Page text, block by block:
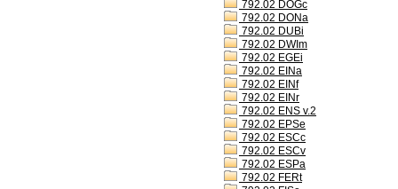
792.02 DOGc
792.02 DONa
792.02 DUBi
792.02 DWIm
792.02 EGEi
792.02 EINa
792.02 EINf
792.02 EINr
792.02 ENS v.2
792.02 EPSe
792.02 ESCc
792.02 ESCv
792.02 ESPa
792.02 FERt